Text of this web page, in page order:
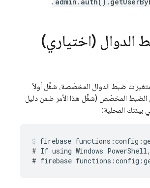
.
الدوال (اختياري)
ضبط الدوال المخصّصة، شغِّل أولاً
الضبط المخصّص (شغِّل هذا الأمر ضمن دليل
بيئتك المحلية:
firebase
# If using Windows